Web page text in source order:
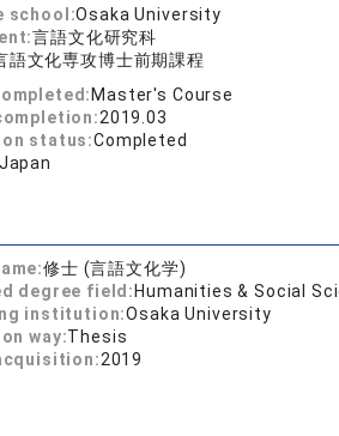
school:Osaka University
言語文化研究科
語文化専攻博士前期課程
Master's Course
2019.03
status:Completed
Japan
修士 (言語文化学)
degree field: Humanities & Social
institution:Osaka University
way:Thesis
2019